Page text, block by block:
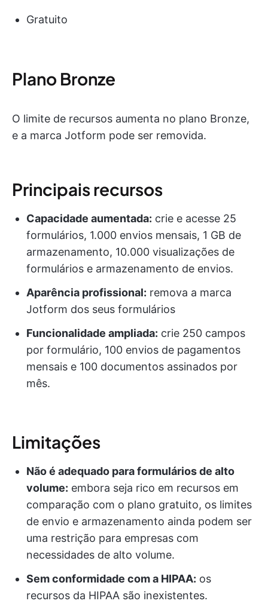
Gratuito
Plano Bronze
O limite de recursos aumenta no plano Bronze,
e a marca Jotform pode ser removida.
Principais recursos
Capacidade aumentada: crie e acesse 25
formulários, 1.000 envios mensais, 1 GB de
armazenamento, 10.000 visualizações de
formulários e armazenamento de envios.
Aparência profissional: remova a marca
Jotform dos seus formulários
Funcionalidade ampliada: crie 250 campos
por formulário, 100 envios de pagamentos
mensais e 100 documentos assinados por
mês.
Limitações
Não é adequado para formulários de alto
volume: embora seja rico em recursos em
comparação com o plano gratuito, os limites
de envio e armazenamento ainda podem ser
uma restrição para empresas com
necessidades de alto volume.
Sem conformidade com a HIPAA: os
recursos da HIPAA são inexistentes.